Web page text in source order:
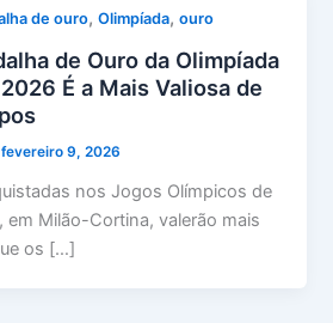
de ouro,Olimpíada,ouro
de Ouro da Olimpíada
É a Mais Valiosa de
fevereiro 9, 2026
nos Jogos Olímpicos de
em Milão-Cortina, valerão mais
os […]